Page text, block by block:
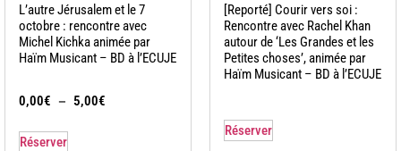
L’autre Jérusalem et le 7
octobre : rencontre avec
Michel Kichka animée par
Haïm Musicant – BD à l’ECUJE
0,00€ – 5,00€
Réserver
[Reporté] Courir vers soi :
Rencontre avec Rachel Khan
autour de ‘Les Grandes et les
Petites choses’, animée par
Haïm Musicant – BD à l’ECUJE
Réserver